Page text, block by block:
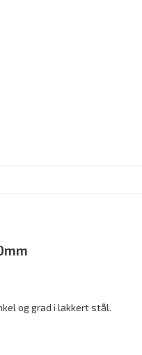
og grad i lakkert stål.